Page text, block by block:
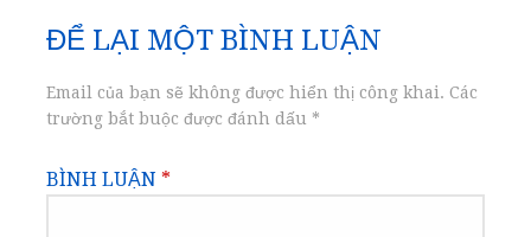
bài
viết
ĐỂ LẠI MỘT BÌNH LUẬN
Email của bạn sẽ không được hiển thị công khai. Các
trường bắt buộc được đánh dấu *
BÌNH LUẬN *